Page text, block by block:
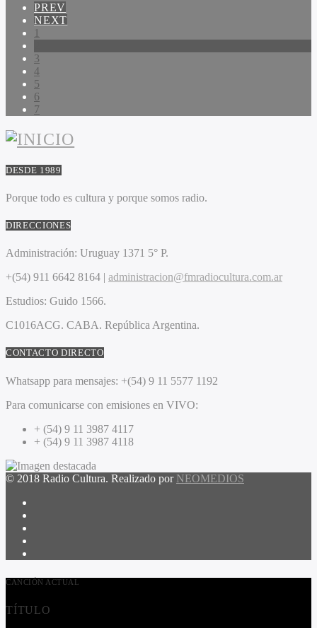
PREV
NEXT
1
3
4
5
6
7
DESDE 1989
Porque todo es cultura y porque somos radio.
DIRECCIONES
Administración: Uruguay 1371 5° P.
+(54) 911 6642 8164 | administracion@fmradiocultura.com.ar
Estudios: Guido 1566.
C1016ACG. CABA. República Argentina.
CONTACTO DIRECTO
Whatsapp para mensajes: +(54) 9 11 5577 1192
Para comunicarse con emisiones en VIVO:
+ (54) 9 11 3987 4117
+ (54) 9 11 3987 4118
© 2018 Radio Cultura. Realizado por NEOMEDIOS
CANCIÓN ACTUAL
TÍTULO